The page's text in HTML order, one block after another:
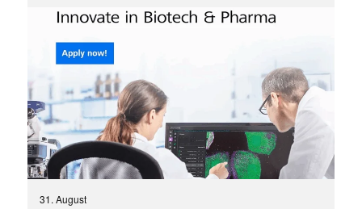
✕
31. August